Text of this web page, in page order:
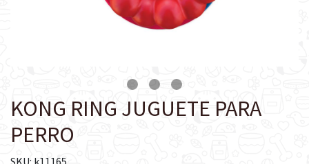
KONG RING JUGUETE PARA
PERRO
SKU: k11165